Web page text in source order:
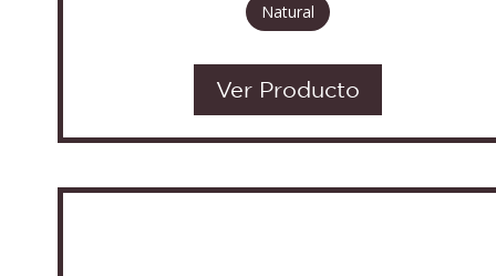
Natural
Ver Producto